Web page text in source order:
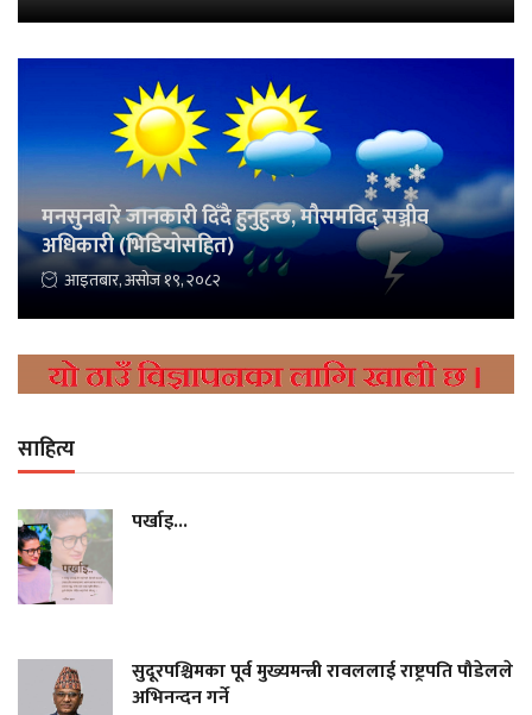
मनसुनबारे जानकारी दिँदै हुनुहुन्छ, मौसमविद् सञ्जीव
अधिकारी (भिडियोसहित)
आइतबार, असोज १९, २०८२
साहित्य
पर्खाइ...
सुदूरपश्चिमका पूर्व मुख्यमन्त्री रावललाई राष्ट्रपति पौडेलले
अभिनन्दन गर्ने